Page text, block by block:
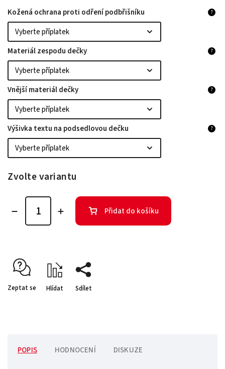
Kožená ochrana proti odření podbřišníku ?
Materiál zespodu dečky ?
Vnější materiál dečky ?
Výšivka textu na podsedlovou dečku ?
Zvolte variantu
Přidat do košíku
Zeptat se Hlídat Sdílet
POPIS HODNOCENÍ DISKUZE